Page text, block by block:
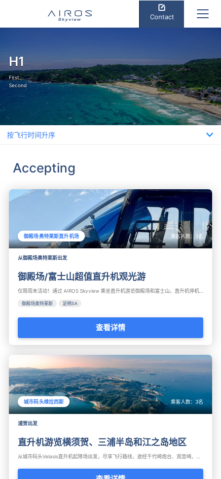
Contact
H1
First
Second
Accepting
从御殿场奥特莱斯出发
御殿场/富士山超值直升机观光游
御殿场奥特莱斯直升机场 乘客人数： 3名
御殿场奥特莱斯 足柄SA
查看详情
浦贺出发
直升机游览横须贺、三浦半岛和江之岛地区
城市码头维拉西斯 乘客人数： 3名